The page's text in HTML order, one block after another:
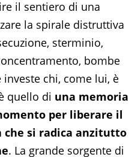
il sentiero di una
la spirale distruttiva
sterminio,
bombe
chi, come lui, è
quello di una memoria
per liberare il
che si radica anzitutto
. La grande sorgente di